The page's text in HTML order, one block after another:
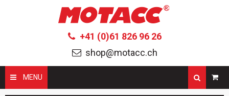
+41 (0)61 826 96 26
shop@motacc.ch
MENU Suchbegriffe